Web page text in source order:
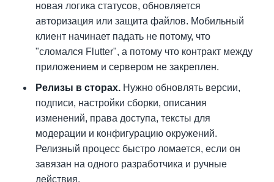
новая логика статусов, обновляется
авторизация или защита файлов. Мобильный
клиент начинает падать не потому, что
"сломался Flutter", а потому что контракт между
приложением и сервером не закреплен.
Релизы в сторах. Нужно обновлять версии,
подписи, настройки сборки, описания
изменений, права доступа, тексты для
модерации и конфигурацию окружений.
Релизный процесс быстро ломается, если он
завязан на одного разработчика и ручные
действия.